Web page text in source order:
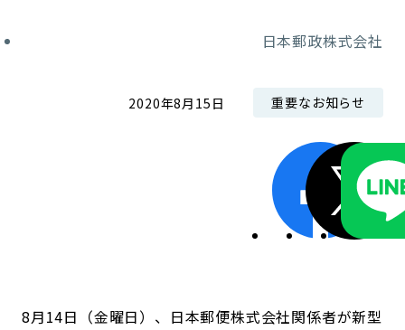
日本郵政株式会社
2020年8月15日 重要なお知らせ
8月14日（金曜日）、日本郵便株式会社関係者が新型